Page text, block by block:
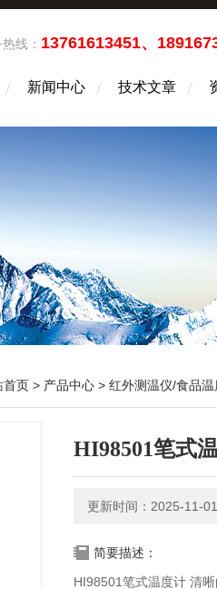
线： 13761613451、
新闻中心 技术文章
首页 > 产品中心 > 红外测温仪/食品温
HI98501笔式
更新时间：2025-11-01
简要描述：
HI98501笔式温度计 清